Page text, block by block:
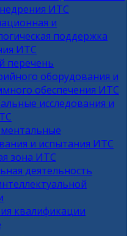
ИТС
и
поддержка
ИТС
перечень
оборудования и
обеспечения ИТС
исследования и
и испытания ИТС
зона ИТС
деятельность
квалификации